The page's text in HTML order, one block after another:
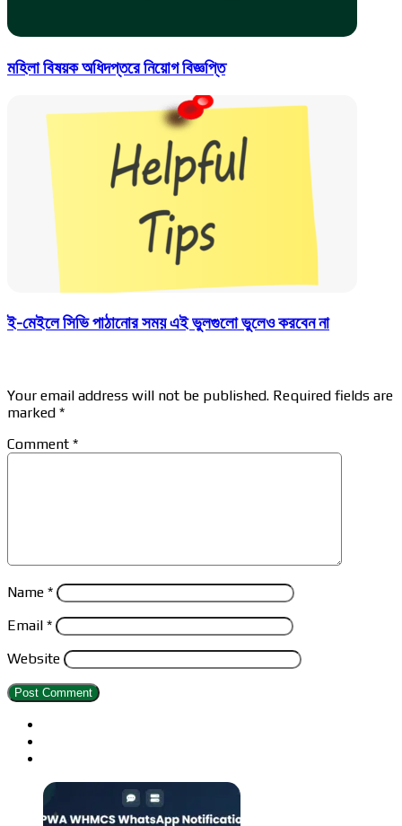
মহিলা বিষয়ক অধিদপ্তরে নিয়োগ বিজ্ঞপ্তি
ই-মেইলে সিভি পাঠানোর সময় এই ভুলগুলো ভুলেও করবেন না
Your email address will not be published. Required fields are
marked *
Comment *
Name *
Email *
Website